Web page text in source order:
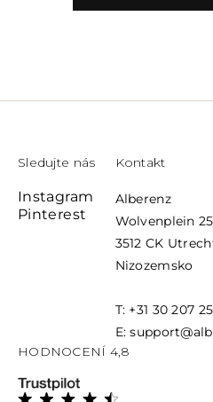
Sledujte nás
Instagram
Pinterest
Kontakt
Alberenz
Wolvenplein 25
3512 CK
Nizozemsko
T: +31 30 207
E:
HODNOCENÍ 4,8